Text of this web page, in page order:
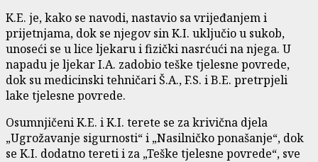
K.E. je, kako se navodi, nastavio sa vrijeđanjem i
prijetnjama, dok se njegov sin K.I. uključio u sukob,
unoseći se u lice ljekaru i fizički nasrćući na njega. U
napadu je ljekar I.A. zadobio teške tjelesne povrede,
dok su medicinski tehničari Š.A., F.S. i B.E. pretrpjeli
lake tjelesne povrede.
Osumnjičeni K.E. i K.I. terete se za krivična djela
„Ugrožavanje sigurnosti“ i „Nasilničko ponašanje“, dok
se K.I. dodatno tereti i za „Teške tjelesne povrede“, sve